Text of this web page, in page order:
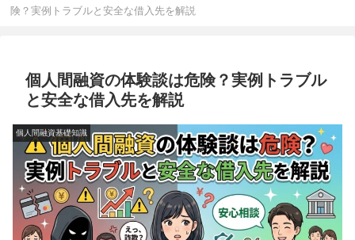
険？実例トラブルと安全な借入先を解説
個人間融資の体験談は危険？実例トラブル
と安全な借入先を解説
個人間融資基礎知識